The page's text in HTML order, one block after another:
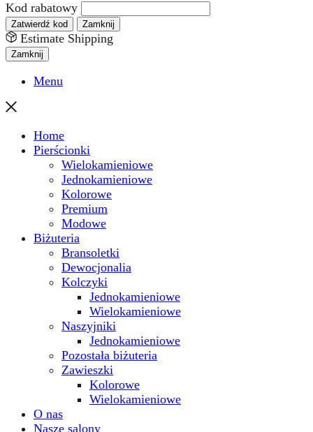
Kod rabatowy
Zatwierdź kod Zamknij
Estimate Shipping
Zamknij
Menu
Home
Pierścionki
Wielokamieniowe
Jednokamieniowe
Kolorowe
Premium
Modowe
Biżuteria
Bransoletki
Dewocjonalia
Kolczyki
Jednokamieniowe
Wielokamieniowe
Naszyjniki
Jednokamieniowe
Pozostała biżuteria
Zawieszki
Kolorowe
Wielokamieniowe
O nas
Nasze salony